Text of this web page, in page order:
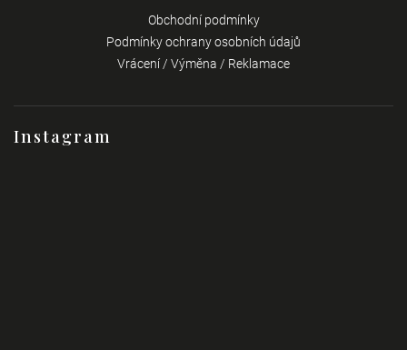
Instagram
Obchodní podmínky
Podmínky ochrany osobních údajů
Vrácení / Výměna / Reklamace